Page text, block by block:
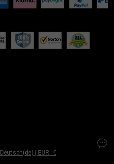
Deutsch(de) | EUR €